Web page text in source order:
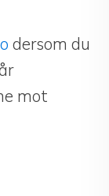
dersom du
mot